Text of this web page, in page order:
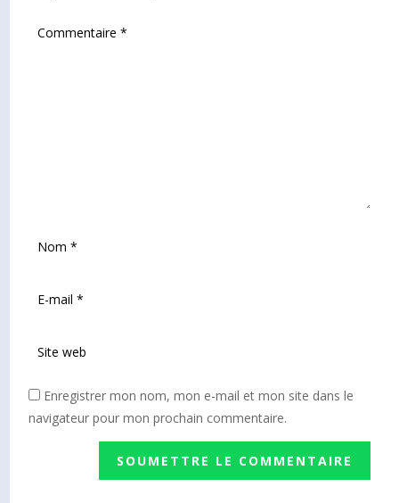
Enregistrer mon nom, mon e-mail et mon site dans le
navigateur pour mon prochain commentaire.
SOUMETTRE LE COMMENTAIRE